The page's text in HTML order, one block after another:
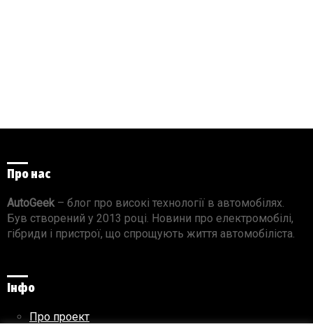
Про нас
AutoGeek– блог про високі технології в автомобілях.
Був створений у 2013 році. Новини про електромобілі,
гібриди і пристрої, що спрощують життя автомобіліста.
Інфо
Про проект